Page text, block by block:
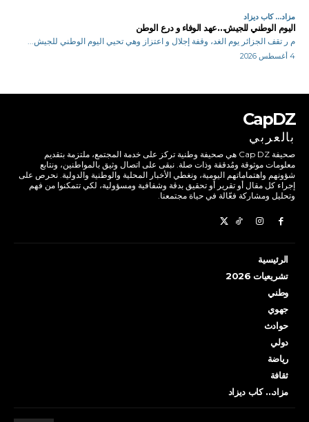
مزاد... كاب ديزاد
اليوم الوطني للجيش…عهد الوفاء و درع الوطن
م ر تقف الجزائر يوم الغد، وقفة إجلال و اعتزاز وهي تحيي اليوم الوطني للجيش...
4 أغسطس 2026
CapDZ
بالعربي
صحيفة Cap DZ هي صحيفة وطنية تركز على خدمة المجتمع، ملتزمة بتقديم
معلومات موثوقة ومُدققة وذات صلة. نبقى على اتصال وثيق بالمواطنين، ونتابع
شؤونهم واهتماماتهم اليومية، ونغطي الأخبار المحلية والوطنية والدولية. نحرص على
إجراء كل مقال أو تقرير أو تحقيق بدقة وشفافية ومسؤولية، لكي تتمكنوا من فهم
وتحليل ومشاركة فعّالة في حياة مجتمعنا.
الرئيسية
تشريعيات 2026
وطني
جهوي
حوادث
دولي
رياضة
ثقافة
مزاد… كاب ديزاد